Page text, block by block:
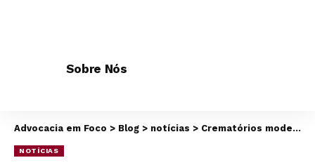
Sobre Nós
Advocacia em Foco > Blog > notícias > Crematórios modernos: Tecnologia, eficiência e controle ambiental
NOTÍCIAS